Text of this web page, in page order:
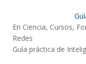
En Ciencia, Cursos,
Redes
Guía práctica de